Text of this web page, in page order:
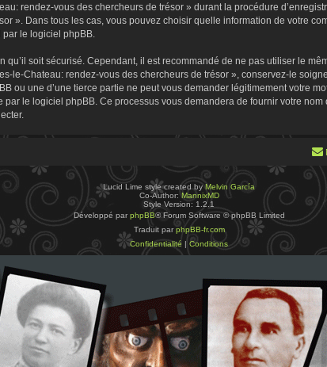
rendez-vous des chercheurs de trésor » durant la procédure
». Dans tous les cas, vous pouvez choisir quelle information de votre
par le logiciel phpBB.
soit sécurisé. Cependant, il est recommandé de ne pas utiliser le
le-Chateau: rendez-vous des chercheurs de trésor », conservez-le
ou une d’une tierce partie ne peut vous demander légitimement votre
le logiciel phpBB. Ce processus vous demandera de fournir votre
Lucid Lime style created byMelvin García
Co-Author: MannixMD
Style Version: 1.2.1
Développé par phpBB® Forum Software © phpBB Limited
Traduit par phpBB-fr.com
Confidentialité | Conditions